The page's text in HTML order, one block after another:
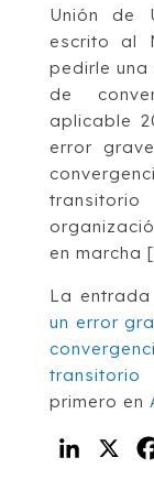
Unión de
escrito al
pedirle una
de
aplicable
error
en marcha
La entrada
un error
primero en